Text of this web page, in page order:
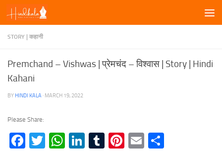
Skip to content
STORY | कहानी
Premchand – Vishwas | प्रेमचंद – विश्वास | Story | Hindi
Kahani
BY HINDI KALA · MARCH 19, 2022
Please Share:
Facebook
TwitterWhatsApp
LinkedIn
TumblrPinterest
Email